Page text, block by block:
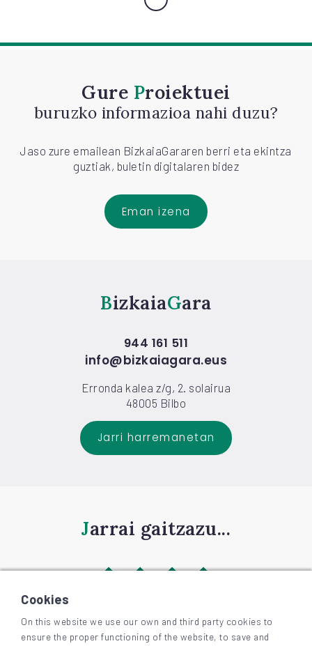
Gure Proiektuei
buruzko informazioa nahi duzu?
Jaso zure emailean BizkaiaGararen berri eta ekintza
guztiak, buletin digitalaren bidez
Eman izena
Bizkaia Gara
944 161 511
info@bizkaiagara.eus
Erronda kalea z/g, 2. solairua
48005 Bilbo
Jarri harremanetan
Jarrai gaitzazu...
©2026 BIZKAIAGARA
Cookies
On this website we use our own and third party cookies to
ensure the proper functioning of the website, to save and